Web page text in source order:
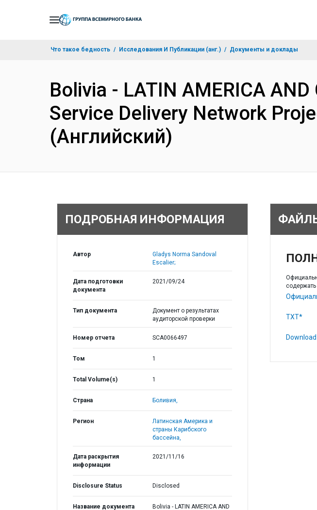
Что такое бедность Исследования И Публикации (анг.) Документы и доклады
Bolivia - LATIN AMERICA
Service Delivery Network
(Английский)
ПОДРОБНАЯ ИНФОРМАЦИЯ
Автор
Gladys Norma Sandoval
Escalier;
Дата подготовки
документа
2021/09/24
Тип документа
Документ о результатах
аудиторской проверки
Номер отчета SCA0066497
Том 1
Total Volume(s) 1
Страна Боливия,
Регион
Латинская Америка и
страны Карибского
бассейна,
Дата раскрытия
информации
2021/11/16
Disclosure Status Disclosed
Название документа
Bolivia - LATIN AMERICA AND
TXT*